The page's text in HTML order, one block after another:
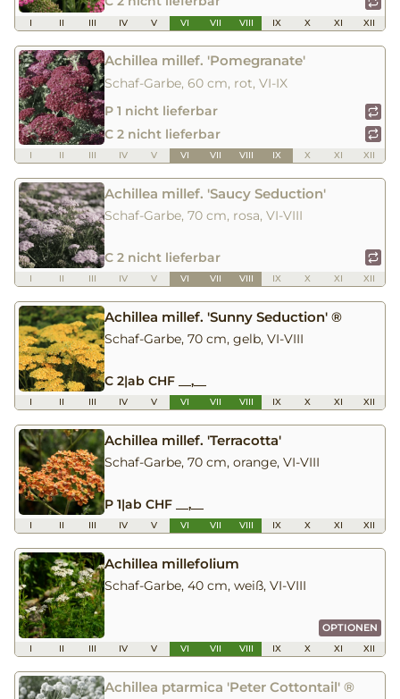
I II III IV V VI VII VIII IX X XI XII
Achillea millef. 'Pomegranate'
Schaf-Garbe, 60 cm, rot, VI-IX
P 1 nicht lieferbar
C 2 nicht lieferbar
I II III IV V VI VII VIII IX X XI XII
Achillea millef. 'Saucy Seduction'
Schaf-Garbe, 70 cm, rosa, VI-VIII
C 2 nicht lieferbar
I II III IV V VI VII VIII IX X XI XII
Achillea millef. 'Sunny Seduction' ®
Schaf-Garbe, 70 cm, gelb, VI-VIII
C 2|ab CHF __,__
I II III IV V VI VII VIII IX X XI XII
Achillea millef. 'Terracotta'
Schaf-Garbe, 70 cm, orange, VI-VIII
P 1|ab CHF __,__
I II III IV V VI VII VIII IX X XI XII
Achillea millefolium
Schaf-Garbe, 40 cm, weiß, VI-VIII
OPTIONEN
I II III IV V VI VII VIII IX X XI XII
Achillea ptarmica 'Peter Cottontail' ®